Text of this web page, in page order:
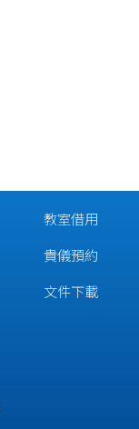
教室借用
貴儀預約
文件下載